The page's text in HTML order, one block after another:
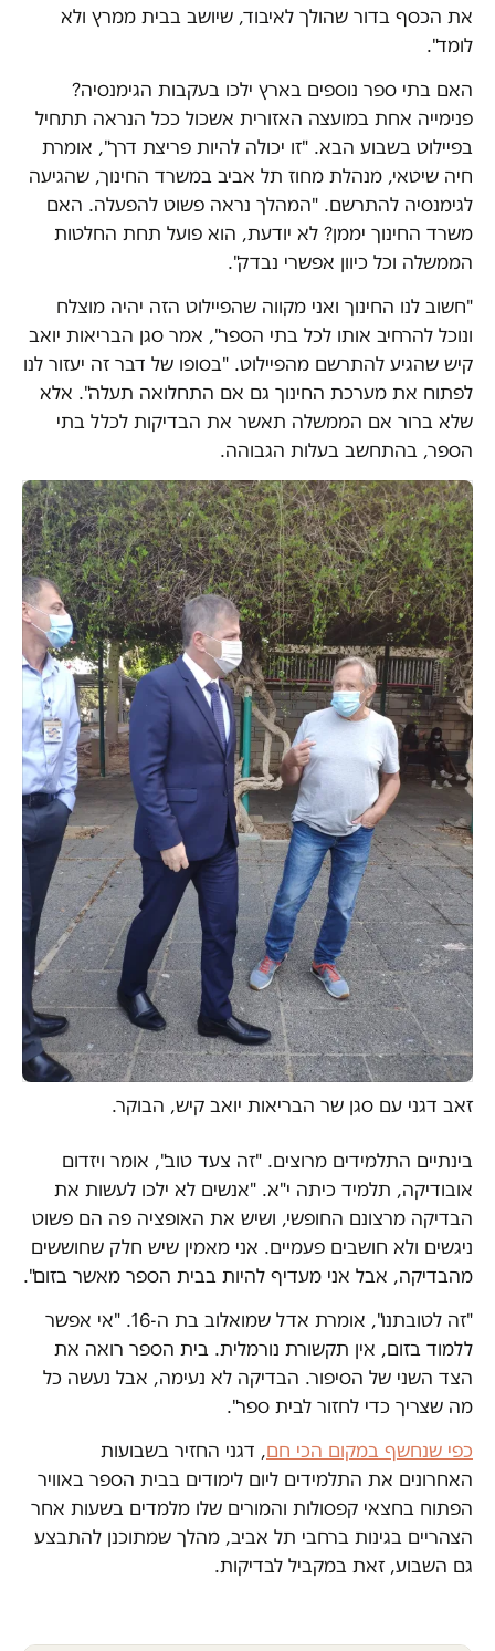
את הכסף בדור שהולך לאיבוד, שיושב בבית ממרץ ולא
לומד".
האם בתי ספר נוספים בארץ ילכו בעקבות הגימנסיה?
פנימייה אחת במועצה האזורית אשכול ככל הנראה תתחיל
בפיילוט בשבוע הבא. "זו יכולה להיות פריצת דרך", אומרת
חיה שיטאי, מנהלת מחוז תל אביב במשרד החינוך, שהגיעה
לגימנסיה להתרשם. "המהלך נראה פשוט להפעלה. האם
משרד החינוך יממן? לא יודעת, הוא פועל תחת החלטות
הממשלה וכל כיוון אפשרי נבדק".
"חשוב לנו החינוך ואני מקווה שהפיילוט הזה יהיה מוצלח
ונוכל להרחיב אותו לכל בתי הספר", אמר סגן הבריאות יואב
קיש שהגיע להתרשם מהפיילוט. "בסופו של דבר זה יעזור לנו
לפתוח את מערכת החינוך גם אם התחלואה תעלה". אלא
שלא ברור אם הממשלה תאשר את הבדיקות לכלל בתי
הספר, בהתחשב בעלות הגבוהה.
זאב דגני עם סגן שר הבריאות יואב קיש, הבוקר.
בינתיים התלמידים מרוצים. "זה צעד טוב", אומר ויזדום
אובודיקה, תלמיד כיתה י"א. "אנשים לא ילכו לעשות את
הבדיקה מרצונם החופשי, ושיש את האופציה פה הם פשוט
ניגשים ולא חושבים פעמיים. אני מאמין שיש חלק שחוששים
מהבדיקה, אבל אני מעדיף להיות בבית הספר מאשר בזום".
"זה לטובתנו", אומרת אדל שמואלוב בת ה-16. "אי אפשר
ללמוד בזום, אין תקשורת נורמלית. בית הספר רואה את
הצד השני של הסיפור. הבדיקה לא נעימה, אבל נעשה כל
מה שצריך כדי לחזור לבית ספר".
כפי שנחשף במקום הכי חם, דגני החזיר בשבועות
האחרונים את התלמידים ליום לימודים בבית הספר באוויר
הפתוח בחצאי קפסולות והמורים שלו מלמדים בשעות אחר
הצהריים בגינות ברחבי תל אביב, מהלך שמתוכנן להתבצע
גם השבוע, זאת במקביל לבדיקות.